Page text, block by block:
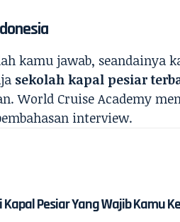
kamu jawab, seandainya
sekolah kapal pesiar
World Cruise Academy
interview.
Kapal Pesiar Yang Wajib Kamu